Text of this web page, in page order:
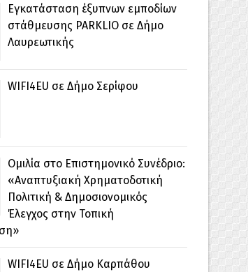
Εγκατάσταση έξυπνων εμποδίων
στάθμευσης PARKLIO σε Δήμο
Λαυρεωτικής
WIFI4EU σε Δήμο Σερίφου
Ομιλία στο Επιστημονικό Συνέδριο:
«Αναπτυξιακή Χρηματοδοτική
Πολιτική & Δημοσιονομικός
Έλεγχος στην Τοπική
WIFI4EU σε Δήμο Καρπάθου